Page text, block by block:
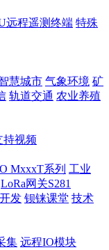
远程遥测终端 特殊
慧城市 气象环境 矿
轨道交通 农业养殖
持视频
MxxxT系列 工业
LoRa网关S281
发 钡铼课堂 技术
集 远程IO模块